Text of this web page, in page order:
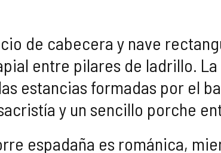
de cabecera y nave
entre pilares de ladrillo.
estancias formadas por el
y un sencillo porche
espadaña es románica,